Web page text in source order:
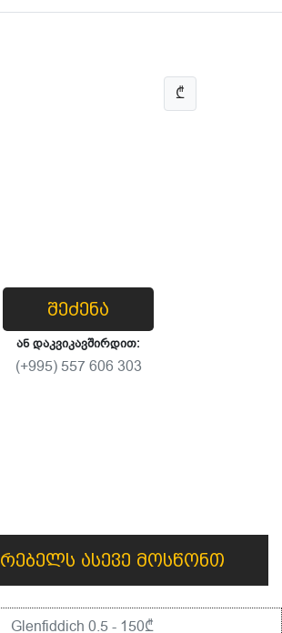
₾
შეძენა
ან დაკვიკავშირდით:
(+995) 557 606 303
ასევე მოსწონთ
Glenfiddich 0.5 - 150₾